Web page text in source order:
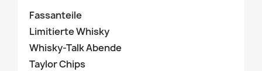
Fassanteile
Limitierte Whisky
Whisky-Talk Abende
Taylor Chips